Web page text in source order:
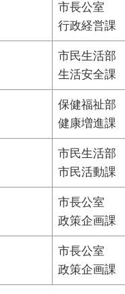
市長公室
行政経営課
市民生活部
生活安全課
保健福祉部
健康増進課
市民生活部
市民活動課
市長公室
政策企画課
市長公室
政策企画課